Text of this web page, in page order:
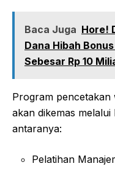
Baca Juga Hore!
Dana Hibah
Sebesar Rp 10
Program pencetakan
akan dikemas
antaranya:
Pelatihan